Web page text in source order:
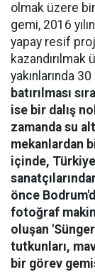
olmak üzere
gemi, 2016
yapay resif
kazandırılmak
yakınlarında
batırılması
ise bir dalış
zamanda su
mekanlardan
içinde,
önce
fotoğraf
oluşan
tutkunları,
bir görev